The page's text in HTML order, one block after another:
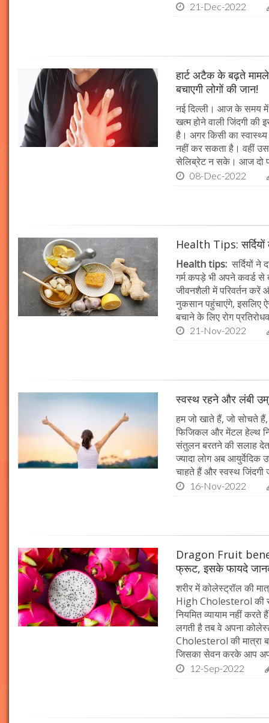
21-Dec-2022
हार्ट अटैक के बढ़ते
बचाएगी लोगों की जान!
नई दिल्ली। आज के समय
खत्म होने वाली जिंदगी
है। अगर किसी का
नहीं कर सकता है। वहीं
सेलिब्रेट न सके। आज दो
08-Dec-2022
Health Tips:
Health tips: सर्दियों
गर्म कपड़े भी अपने कवर्ड
जीवनशैली में परिवर्तन करें
नुकसान पहुंचाएंगे, इसलिए
बचाने के लिए रोग
21-Nov-2022
स्वस्थ रहने और लंबी
हम जो खाते हैं, जो सोचते हैं,
फिजिकल और मेंटल हेल्थ
संतुलन बरतने की सलाह
ज्यादा लोग अब आयुर्वेदिक
चाहते हैं और स्वस्थ जिंदगी
16-Nov-2022
Dragon Fruit
फ्रूट, इसके फायदे
शरीर में कोलेस्ट्रॉल की
High Cholesterol की
नियमित व्यायाम नहीं
लगती है तब वे अपना
Cholesterol की मात्रा
जिसका सेवन करके आप
12-Sep-2022